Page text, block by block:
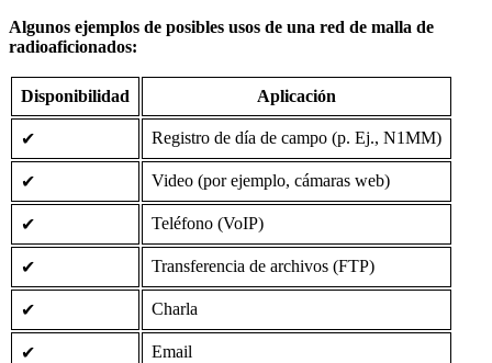
Algunos ejemplos de posibles usos de una red de malla de
radioaficionados:
Disponibilidad Aplicación
✔ Registro de día de campo (p. Ej., N1MM)
✔ Video (por ejemplo, cámaras web)
✔ Teléfono (VoIP)
✔ Transferencia de archivos (FTP)
✔ Charla
✔ Email